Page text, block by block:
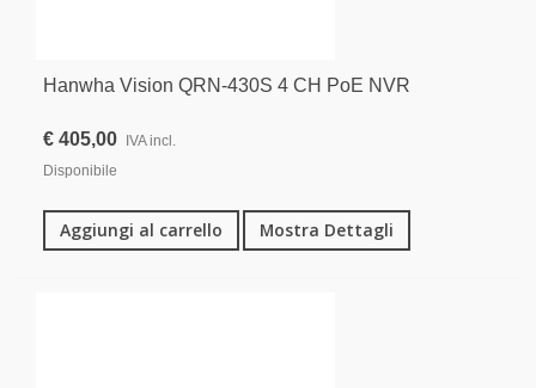
Hanwha Vision QRN-430S 4 CH PoE NVR
€ 405,00
IVA incl.
Disponibile
Aggiungi al carrello Mostra Dettagli